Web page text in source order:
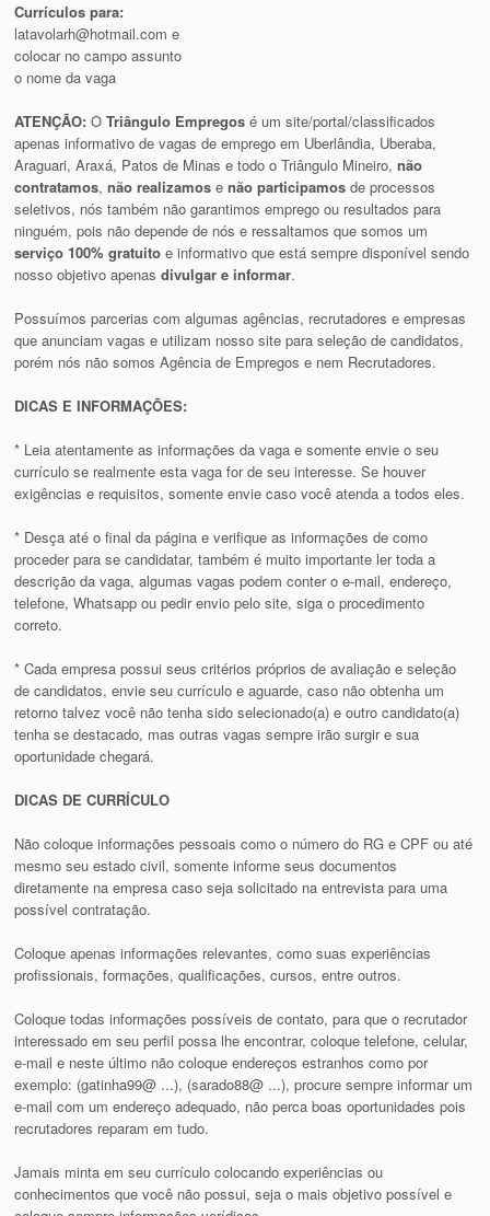
Currículos para:
latavolarh@hotmail.com e
colocar no campo assunto
o nome da vaga
ATENÇÃO: OTriângulo Empregos é um site/portal/classificados
apenas informativo de vagas de emprego em Uberlândia, Uberaba,
Araguari, Araxá, Patos de Minas e todo o Triângulo Mineiro,não
contratamos,não realizamos enão participamos de processos
seletivos, nós também não garantimos emprego ou resultados para
ninguém, pois não depende de nós e ressaltamos que somos um
serviço 100% gratuito e informativo que está sempre disponível sendo
nosso objetivo apenasdivulgar e informar.
Possuímos parcerias com algumas agências, recrutadores e empresas
que anunciam vagas e utilizam nosso site para seleção de candidatos,
porém nós não somos Agência de Empregos e nem Recrutadores.
DICAS E INFORMAÇÕES:
* Leia atentamente as informações da vaga e somente envie o seu
currículo se realmente esta vaga for de seu interesse. Se houver
exigências e requisitos, somente envie caso você atenda a todos eles.
* Desça até o final da página e verifique as informações de como
proceder para se candidatar, também é muito importante ler toda a
descrição da vaga, algumas vagas podem conter o e-mail, endereço,
telefone, Whatsapp ou pedir envio pelo site, siga o procedimento
correto.
* Cada empresa possui seus critérios próprios de avaliação e seleção
de candidatos, envie seu currículo e aguarde, caso não obtenha um
retorno talvez você não tenha sido selecionado(a) e outro candidato(a)
tenha se destacado, mas outras vagas sempre irão surgir e sua
oportunidade chegará.
DICAS DE CURRÍCULO
Não coloque informações pessoais como o número do RG e CPF ou até
mesmo seu estado civil, somente informe seus documentos
diretamente na empresa caso seja solicitado na entrevista para uma
possível contratação.
Coloque apenas informações relevantes, como suas experiências
profissionais, formações, qualificações, cursos, entre outros.
Coloque todas informações possíveis de contato, para que o recrutador
interessado em seu perfil possa lhe encontrar, coloque telefone, celular,
e-mail e neste último não coloque endereços estranhos como por
exemplo: (gatinha99@ ...), (sarado88@ ...), procure sempre informar um
e-mail com um endereço adequado, não perca boas oportunidades pois
recrutadores reparam em tudo.
Jamais minta em seu currículo colocando experiências ou
conhecimentos que você não possui, seja o mais objetivo possível e